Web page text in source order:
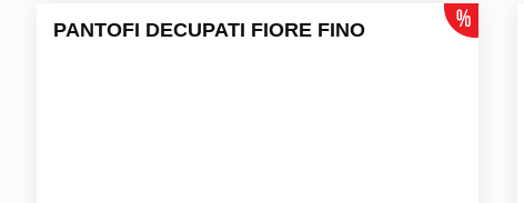
PANTOFI DECUPATI FIORE FINO